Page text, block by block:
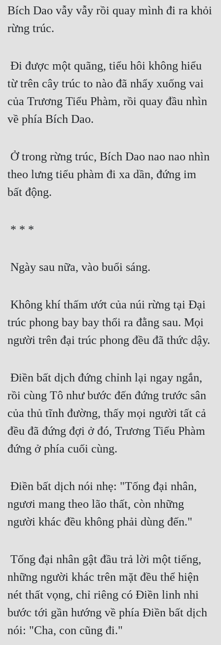
Bích Dao vẫy vẫy rồi quay mình đi ra khỏi
rừng trúc.
từ trên cây trúc to nào đã nhẩy xuống vai
của Trương Tiểu Phàm, rồi quay đầu nhìn
về phía Bích Dao.
theo lưng tiểu phàm đi xa dần, đứng im
bất động.
* * *
Ngày sau nữa, vào buổi sáng.
trúc phong bay bay thổi ra đằng sau. Mọi
người trên đại trúc phong đều đã thức dậy.
rồi cùng Tô như bước đến đứng trước sân
của thủ tĩnh đường, thấy mọi người tất cả
đều đã đứng đợi ở đó, Trương Tiểu Phàm
đứng ở phía cuối cùng.
ngươi mang theo lão thất, còn những
người khác đều không phải dùng đến."
những người khác trên mặt đều thể hiện
nét thất vọng, chỉ riêng có Điền linh nhi
bước tới gần hướng về phía Điền bất dịch
nói: "Cha, con cũng đi."